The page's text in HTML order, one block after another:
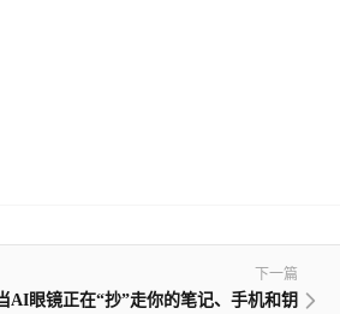
下一篇
AI眼镜正在“抄”走你的笔记、手机和钥